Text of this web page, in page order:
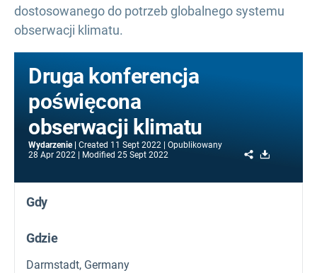
dostosowanego do potrzeb globalnego systemu
obserwacji klimatu.
Druga konferencja
poświęcona
obserwacji klimatu
Wydarzenie Created 11 Sept 2022
Opublikowany
28 Apr 2022
Modified 25 Sept 2022 Share
Gdy
Gdzie
Darmstadt, Germany